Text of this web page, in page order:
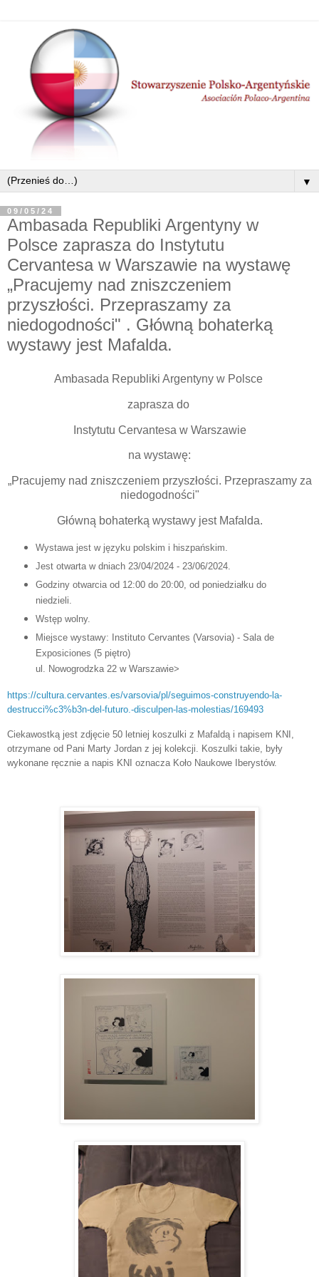
▼
09/05/24
Ambasada Republiki Argentyny w
Polsce zaprasza do Instytutu
Cervantesa w Warszawie na wystawę
„Pracujemy nad zniszczeniem
przyszłości. Przepraszamy za
niedogodności" . Główną bohaterką
wystawy jest Mafalda.
Ambasada Republiki Argentyny w Polsce
zaprasza do
Instytutu Cervantesa w Warszawie
na wystawę:
„Pracujemy nad zniszczeniem przyszłości. Przepraszamy za
niedogodności"
Główną bohaterką wystawy jest Mafalda.
Wystawa jest w języku polskim i hiszpańskim.
Jest otwarta w dniach 23/04/2024 - 23/06/2024.
Godziny otwarcia od 12:00 do 20:00, od poniedziałku do
niedzieli.
Wstęp wolny.
Miejsce wystawy: Instituto Cervantes (Varsovia) - Sala de
Exposiciones (5 piętro)
ul. Nowogrodzka 22 w Warszawie>
https://cultura.cervantes.es/varsovia/pl/seguimos-construyendo-la-
destrucci%c3%b3n-del-futuro.-disculpen-las-molestias/169493
Ciekawostką jest zdjęcie 50 letniej koszulki z Mafaldą i napisem KNI,
otrzymane od Pani Marty Jordan z jej kolekcji. Koszulki takie, były
wykonane ręcznie a napis KNI oznacza Koło Naukowe Iberystów.